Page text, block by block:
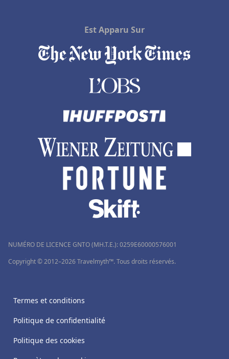
Est Apparu Sur
NUMÉRO DE LICENCE GNTO (MH.T.E.): 0259Ε60000576001
Copyright © 2012–2026 Travelmyth™. Tous droits réservés.
Termes et conditions
Politique de confidentialité
Politique des cookies